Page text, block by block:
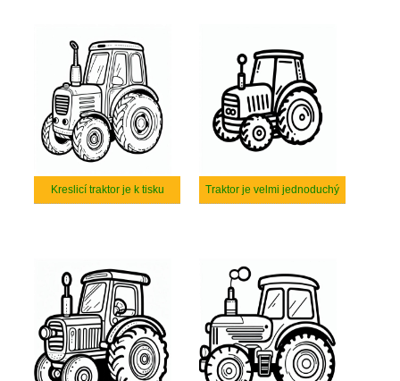
Kreslicí traktor je k tisku Traktor je velmi jednoduchý